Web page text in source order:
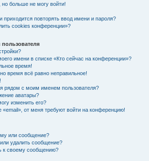
но больше не могу войти!
повторять ввод имени и пароля?
cookies конференции»?
имени в списке «Кто сейчас на конференции»?
время!
время всё равно неправильное!
рядом с моим именем пользователя?
аватары?
изменить его?
«email», от меня требуют войти на конференцию!
или сообщение?
удалить сообщение?
к своему сообщению?